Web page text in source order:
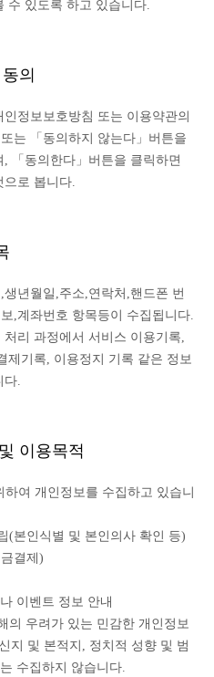
수 있도록 하고 있습니다.
의
정보보호방침 또는 이용약관의
는 「동의하지 않는다」버튼을
「동의한다」버튼을 클릭하면
으로 봅니다.
년월일,주소,연락처,핸드폰 번
,계좌번호 항목등이 수집됩니다.
리 과정에서 서비스 이용기록,
제기록, 이용정지 기록 같은 정보
다.
이용목적
여 개인정보를 수집하고 있습니
(본인식별 및 본인의사 확인 등)
결제)
이벤트 정보 안내
의 우려가 있는 민감한 개인정보
지 및 본적지, 정치적 성향 및 범
수집하지 않습니다.